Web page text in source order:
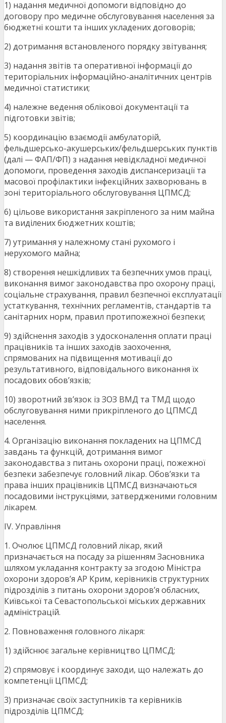
1) надання медичної допомоги відповідно до
договору про медичне обслуговування населення за
бюджетні кошти та інших укладених договорів;
2) дотримання встановленого порядку звітування;
3) надання звітів та оперативної інформації до
територіальних інформаційно-аналітичних центрів
медичної статистики;
4) належне ведення облікової документації та
підготовки звітів;
5) координацію взаємодії амбулаторій,
фельдшерсько-акушерських/фельдшерських пунктів
(далі — ФАП/ФП) з надання невідкладної медичної
допомоги, проведення заходів диспансеризації та
масової профілактики інфекційних захворювань в
зоні територіального обслуговування ЦПМСД;
6) цільове використання закріпленого за ним майна
та виділених бюджетних коштів;
7) утримання у належному стані рухомого і
нерухомого майна;
8) створення нешкідливих та безпечних умов праці,
виконання вимог законодавства про охорону праці,
соціальне страхування, правил безпечної експлуатації
устаткування, технічних регламентів, стандартів та
санітарних норм, правил протипожежної безпеки;
9) здійснення заходів з удосконалення оплати праці
працівників та інших заходів заохочення,
спрямованих на підвищення мотивації до
результативного, відповідального виконання їх
посадових обов’язків;
10) зворотний зв’язок із ЗОЗ ВМД та ТМД щодо
обслуговування ними прикріпленого до ЦПМСД
населення.
4. Організацію виконання покладених на ЦПМСД
завдань та функцій, дотримання вимог
законодавства з питань охорони праці, пожежної
безпеки забезпечує головний лікар. Обов’язки та
права інших працівників ЦПМСД визначаються
посадовими інструкціями, затвердженими головним
лікарем.
IV. Управління
1. Очолює ЦПМСД головний лікар, який
призначається на посаду за рішенням Засновника
шляхом укладання контракту за згодою Міністра
охорони здоров’я АР Крим, керівників структурних
підрозділів з питань охорони здоров’я обласних,
Київської та Севастопольської міських державних
адміністрацій.
2. Повноваження головного лікаря:
1) здійснює загальне керівництво ЦПМСД;
2) спрямовує і координує заходи, що належать до
компетенції ЦПМСД;
3) призначає своїх заступників та керівників
підрозділів ЦПМСД;